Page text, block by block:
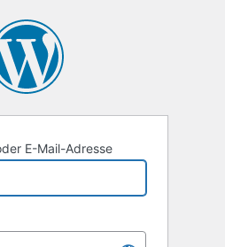
E-Mail-Adresse